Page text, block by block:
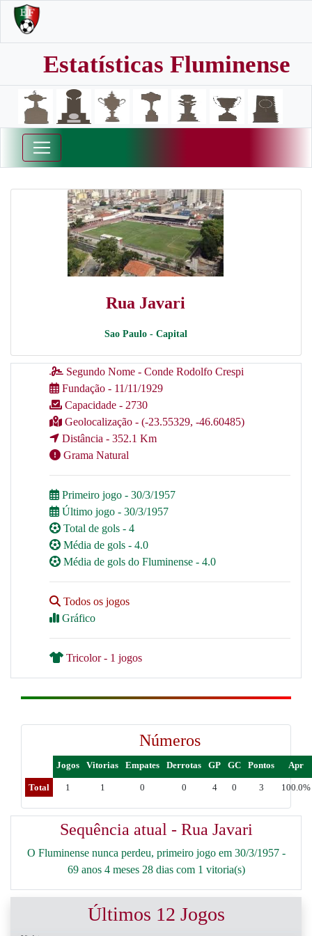
Estatísticas Fluminense
Rua Javari
Sao Paulo - Capital
Segundo Nome - Conde Rodolfo Crespi
Fundação - 11/11/1929
Capacidade - 2730
Geolocalização - (-23.55329, -46.60485)
Distância - 352.1 Km
Grama Natural
Primeiro jogo - 30/3/1957
Último jogo - 30/3/1957
Total de gols - 4
Média de gols - 4.0
Média de gols do Fluminense - 4.0
Todos os jogos
Gráfico
Tricolor - 1 jogos
Números
Jogos Vitorias Empates Derrotas GP GC Pontos Apr
Total 1 1 0 0 4 0 3 100.0%
Sequência atual - Rua Javari
O Fluminense nunca perdeu, primeiro jogo em 30/3/1957 -
69 anos 4 meses 28 dias com 1 vitoria(s)
Últimos 12 Jogos